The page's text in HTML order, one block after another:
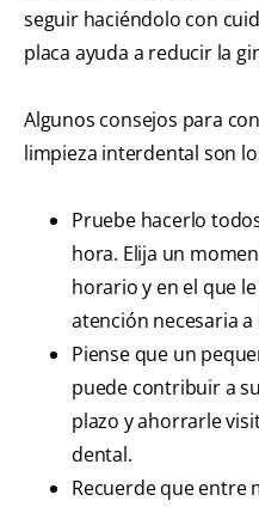
seguir haciéndolo con
placa ayuda a reducir la
Algunos consejos para
limpieza interdental son
Pruebe hacerlo
hora. Elija un
horario y en el que
atención necesaria a
Piense que un
puede contribuir a
plazo y ahorrarle
dental.
Recuerde que entre